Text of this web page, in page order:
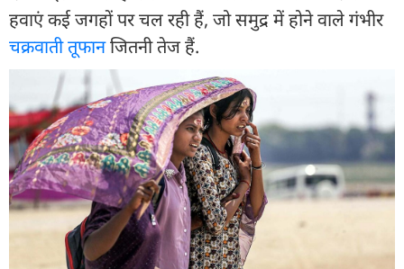
हवाएं कई जगहों पर चल रही हैं, जो समुद्र में होने वाले गंभीर
चक्रवाती तूफानजितनी तेज हैं.